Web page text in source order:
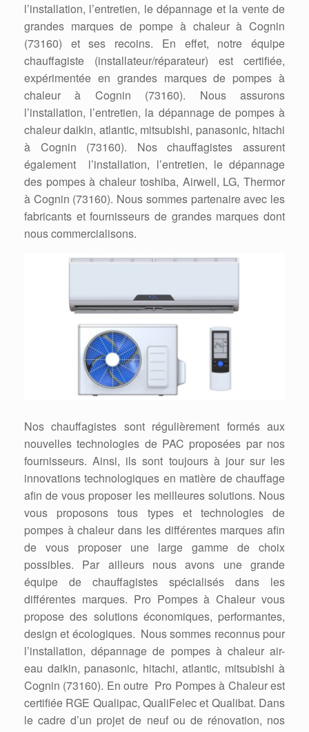
l’installation, l’entretien, le dépannage et la vente de
grandes marques de pompe à chaleur à Cognin
(73160) et ses recoins. En effet, notre équipe
chauffagiste (installateur/réparateur) est certifiée,
expérimentée en grandes marques de pompes à
chaleur à Cognin (73160). Nous assurons
l’installation, l’entretien, la dépannage de pompes à
chaleur daikin, atlantic, mitsubishi, panasonic, hitachi
à Cognin (73160). Nos chauffagistes assurent
également l’installation, l’entretien, le dépannage
des pompes à chaleur toshiba, Airwell, LG, Thermor
à Cognin (73160). Nous sommes partenaire avec les
fabricants et fournisseurs de grandes marques dont
nous commercialisons.
Nos chauffagistes sont régulièrement formés aux
nouvelles technologies de PAC proposées par nos
fournisseurs. Ainsi, ils sont toujours à jour sur les
innovations technologiques en matière de chauffage
afin de vous proposer les meilleures solutions. Nous
vous proposons tous types et technologies de
pompes à chaleur dans les différentes marques afin
de vous proposer une large gamme de choix
possibles. Par ailleurs nous avons une grande
équipe de chauffagistes spécialisés dans les
différentes marques. Pro Pompes à Chaleur vous
propose des solutions économiques, performantes,
design et écologiques. Nous sommes reconnus pour
l’installation, dépannage de pompes à chaleur air-
eau daikin, panasonic, hitachi, atlantic, mitsubishi à
Cognin (73160). En outre Pro Pompes à Chaleur est
certifiée RGE Qualipac, QualiFelec et Qualibat. Dans
le cadre d’un projet de neuf ou de rénovation, nos